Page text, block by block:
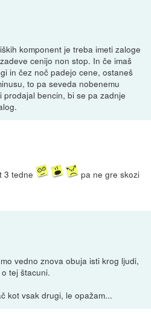
komponent je treba imeti zaloge
cenijo non stop. In če imaš
in čez noč padejo cene, ostaneš
to pa seveda nobenemu
bencin, bi se pa zadnje
3 tedne
pa ne gre skozi
vedno znova obuja isti krog ljudi,
tej štacuni.
kot vsak drugi, le opažam...